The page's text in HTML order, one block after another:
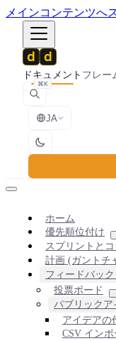
メインコンテンツへ
ドキュメント フレー
⌘K
JA
ホーム
優先順位付け
スプリントと
計画 (ガントチ
フィードバッ
投票ボード
パブリック
アイデアの
CSV インポ